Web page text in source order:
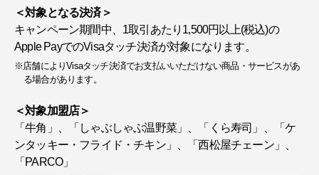
＜対象となる決済＞
キャンペーン期間中、1取引あたり1,500円以上(税込)の
Apple PayでのVisaタッチ決済が対象になります。
※店舗によりVisaタッチ決済でお支払いいただけない商品・サービスがあ
る場合があります。
＜対象加盟店＞
「牛角」、「しゃぶしゃぶ温野菜」、「くら寿司」、「ケ
ンタッキー・フライド・チキン」、「西松屋チェーン」、
「PARCO」